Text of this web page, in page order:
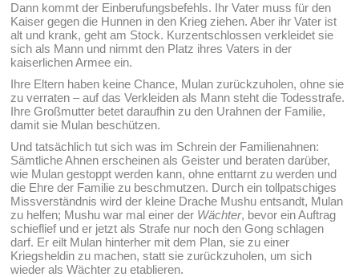
Dann kommt der Einberufungsbefehls. Ihr Vater muss für den
Kaiser gegen die Hunnen in den Krieg ziehen. Aber ihr Vater ist
alt und krank, geht am Stock. Kurzentschlossen verkleidet sie
sich als Mann und nimmt den Platz ihres Vaters in der
kaiserlichen Armee ein.
Ihre Eltern haben keine Chance, Mulan zurückzuholen, ohne sie
zu verraten – auf das Verkleiden als Mann steht die Todesstrafe.
Ihre Großmutter betet daraufhin zu den Urahnen der Familie,
damit sie Mulan beschützen.
Und tatsächlich tut sich was im Schrein der Familienahnen:
Sämtliche Ahnen erscheinen als Geister und beraten darüber,
wie Mulan gestoppt werden kann, ohne enttarnt zu werden und
die Ehre der Familie zu beschmutzen. Durch ein tollpatschiges
Missverständnis wird der kleine Drache Mushu entsandt, Mulan
zu helfen; Mushu war mal einer der Wächter, bevor ein Auftrag
schieflief und er jetzt als Strafe nur noch den Gong schlagen
darf. Er eilt Mulan hinterher mit dem Plan, sie zu einer
Kriegsheldin zu machen, statt sie zurückzuholen, um sich
wieder als Wächter zu etablieren.